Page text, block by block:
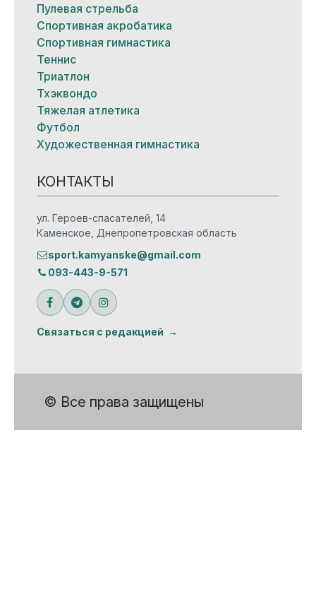
Пулевая стрельба
Спортивная акробатика
Спортивная гимнастика
Теннис
Триатлон
Тхэквондо
Тяжелая атлетика
Футбол
Художественная гимнастика
КОНТАКТЫ
ул. Героев-спасателей, 14
Каменское, Днепропетровская область
sport.kamyanske@gmail.com
093-443-9-571
Связаться с редакцией
© Все права защищены